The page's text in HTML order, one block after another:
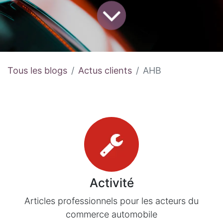
Tous les blogs Actus clients AHB
Activité
Articles professionnels pour les acteurs du
commerce automobile